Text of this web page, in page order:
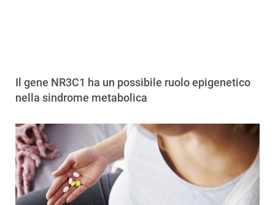
Il gene NR3C1 ha un possibile ruolo epigenetico
nella sindrome metabolica